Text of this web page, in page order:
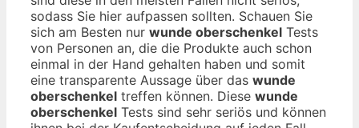
sodass Sie hier aufpassen sollten. Schauen Sie
sich am Besten nur wunde oberschenkel Tests
von Personen an, die die Produkte auch schon
einmal in der Hand gehalten haben und somit
eine transparente Aussage über das wunde
oberschenkel treffen können. Diese wunde
oberschenkel Tests sind sehr seriös und können